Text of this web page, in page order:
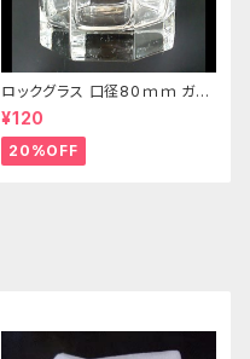
ロックグラス 口径80ｍｍ ガラ
ス製 220cc
¥120
20%OFF